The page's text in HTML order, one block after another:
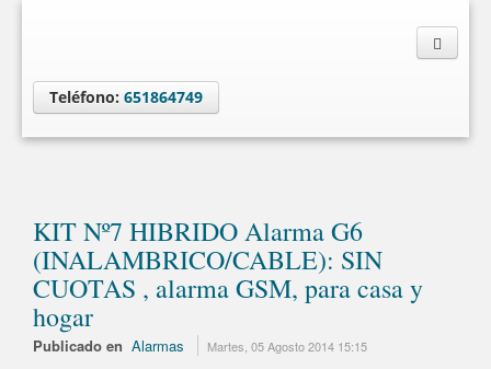
Teléfono: 651864749
KIT Nº7 HIBRIDO Alarma G6
(INALAMBRICO/CABLE): SIN
CUOTAS , alarma GSM, para casa y
hogar
Publicado en Alarmas Martes, 05 Agosto 2014 15:15